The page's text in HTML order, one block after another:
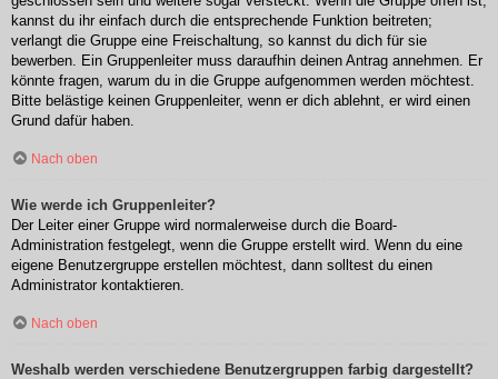
kannst du ihr einfach durch die entsprechende Funktion beitreten;
verlangt die Gruppe eine Freischaltung, so kannst du dich für sie
bewerben. Ein Gruppenleiter muss daraufhin deinen Antrag annehmen. Er
könnte fragen, warum du in die Gruppe aufgenommen werden möchtest.
Bitte belästige keinen Gruppenleiter, wenn er dich ablehnt, er wird einen
Grund dafür haben.
Nach oben
Wie werde ich Gruppenleiter?
Der Leiter einer Gruppe wird normalerweise durch die Board-
Administration festgelegt, wenn die Gruppe erstellt wird. Wenn du eine
eigene Benutzergruppe erstellen möchtest, dann solltest du einen
Administrator kontaktieren.
Nach oben
Weshalb werden verschiedene Benutzergruppen farbig dargestellt?